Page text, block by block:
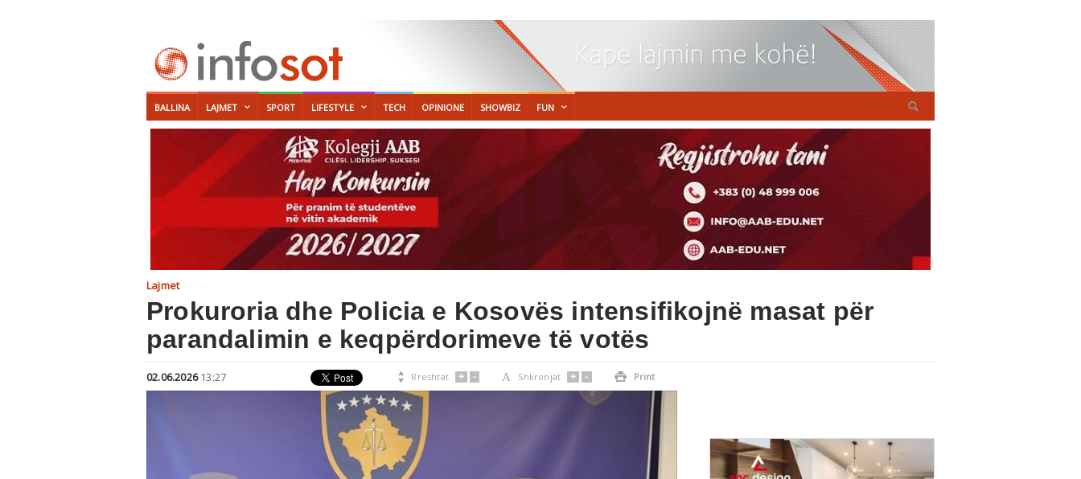
BALLINA LAJMET SPORT LIFESTYLE TECH OPINIONE SHOWBIZ FUN
Lajmet
Prokuroria dhe Policia e Kosovës intensifikojnë masat për
parandalimin e keqpërdorimeve të votës
02.06.2026 13:27  Rreshtat + - A Shkronjat + -  Print